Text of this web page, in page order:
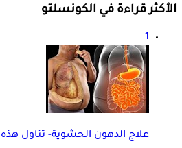
الأكثر قراءة في الكونسلتو
1
علاج الدهون الحشوية- تناول